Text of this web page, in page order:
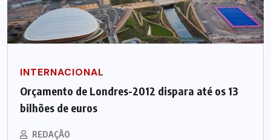
INTERNACIONAL
Orçamento de Londres-2012 dispara até os 13
bilhões de euros
REDAÇÃO